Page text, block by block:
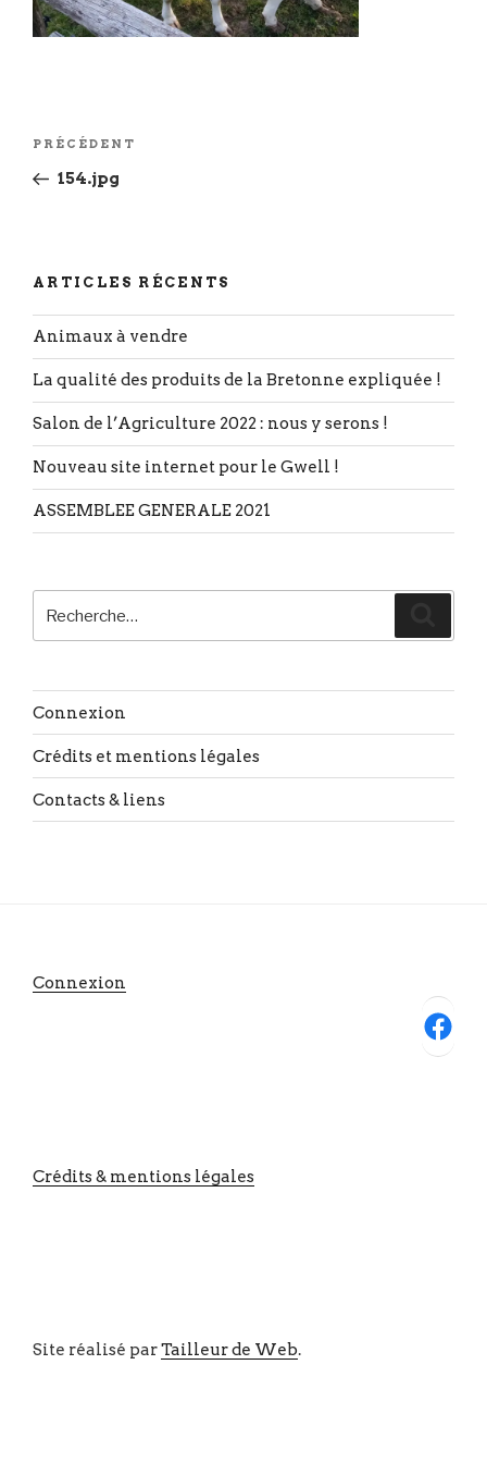
Navigation
l’article
Article
précédent
PRÉCÉDENT
154.jpg
ARTICLES RÉCENTS
Animaux à vendre
La qualité des produits de la Bretonne expliquée !
Salon de l’Agriculture 2022 : nous y serons !
Nouveau site internet pour le Gwell !
ASSEMBLEE GENERALE 2021
pour
Connexion
Crédits et mentions légales
Contacts & liens
Connexion
Facebook
Crédits & mentions légales
Site réalisé parTailleur de Web.